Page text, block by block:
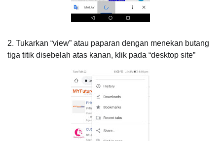
2. Tukarkan “view” atau paparan dengan menekan butang
tiga titik disebelah atas kanan, klik pada “desktop site”